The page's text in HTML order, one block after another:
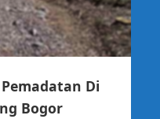
Di
Bogor